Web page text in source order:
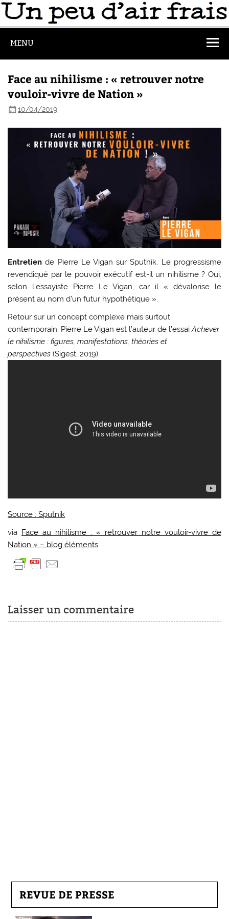
MENU
Face au nihilisme : « retrouver notre
vouloir-vivre de Nation »
10/04/2019
Entretien de Pierre Le Vigan sur Sputnik. Le progressisme
revendiqué par le pouvoir exécutif est-il un nihilisme ? Oui,
selon l’essayiste Pierre Le Vigan, car il « dévalorise le
présent au nom d’un futur hypothétique ».
Retour sur un concept complexe mais surtout
contemporain. Pierre Le Vigan est l’auteur de l’essaiAchever
le nihilisme : figures, manifestations, théories et
perspectives (Sigest, 2019).
Source : Sputnik
via Face au nihilisme : « retrouver notre vouloir-vivre de
Nation » – blog éléments
Laisser un commentaire
REVUE DE PRESSE